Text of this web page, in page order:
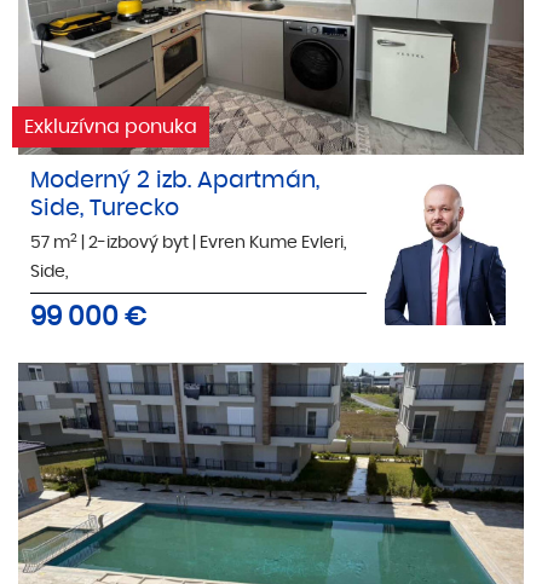
Exkluzívna ponuka
Moderný 2 izb. Apartmán,
Side, Turecko
57 m2 2-izbový byt
Evren Kume Evleri,
Side,
99 000 €